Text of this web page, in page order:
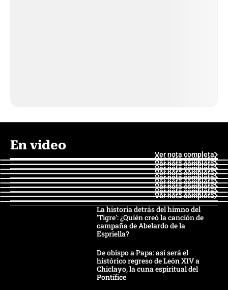
En video
Ver nota completa
Ver nota completa
Ver nota completa
Ver nota completa
Ver nota completa
Ver nota completa
Ver nota completa
Ver nota completa
Ver nota completa
Ver nota completa
La historia detrás del himno del
'Tigre': ¿Quién creó la canción de
campaña de Abelardo de la
Espriella?
De obispo a Papa: así será el
histórico regreso de León XIV a
Chiclayo, la cuna espiritual del
Pontífice